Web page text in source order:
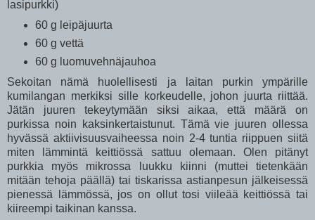
lasipurkki)
60 g leipäjuurta
60 g vettä
60 g luomuvehnäjauhoa
Sekoitan nämä huolellisesti ja laitan purkin ympärille
kumilangan merkiksi sille korkeudelle, johon juurta riittää.
Jätän juuren tekeytymään siksi aikaa, että määrä on
purkissa noin kaksinkertaistunut. Tämä vie juuren ollessa
hyvässä aktiivisuusvaiheessa noin 2-4 tuntia riippuen siitä
miten lämmintä keittiössä sattuu olemaan. Olen pitänyt
purkkia myös mikrossa luukku kiinni (muttei tietenkään
mitään tehoja päällä) tai tiskarissa astianpesun jälkeisessä
pienessä lämmössä, jos on ollut tosi viileää keittiössä tai
kiireempi taikinan kanssa.